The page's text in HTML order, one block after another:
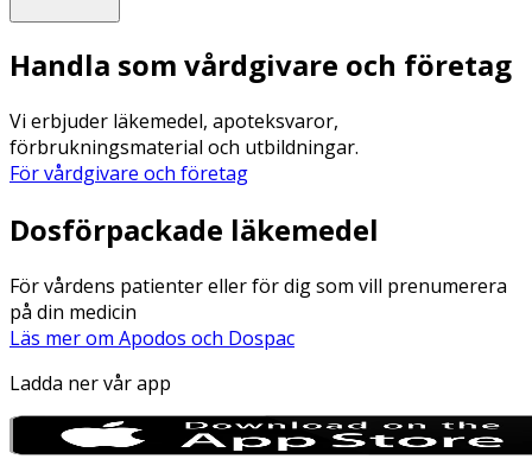
Handla som vårdgivare och företag
Vi erbjuder läkemedel, apoteksvaror,
förbrukningsmaterial och utbildningar.
För vårdgivare och företag
Dosförpackade läkemedel
För vårdens patienter eller för dig som vill prenumerera
på din medicin
Läs mer om Apodos och Dospac
Ladda ner vår app